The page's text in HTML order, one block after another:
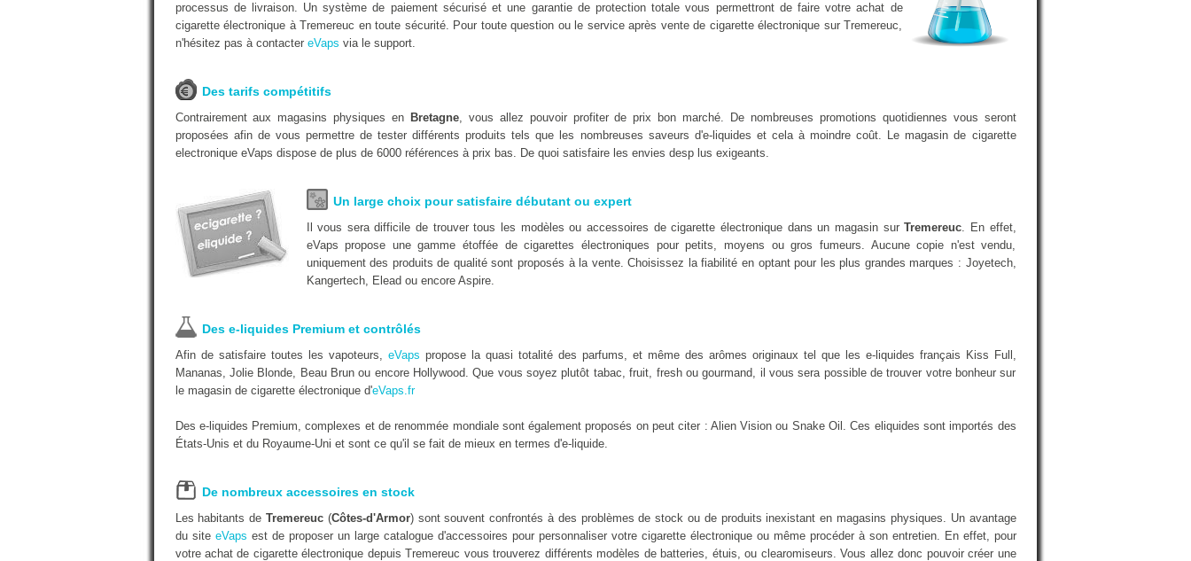
processus de livraison. Un système de paiement sécurisé et une garantie de protection totale vous permettront de faire votre achat de
cigarette électronique à Tremereuc en toute sécurité. Pour toute question ou le service après vente de cigarette électronique sur Tremereuc,
n'hésitez pas à contacter eVaps via le support.
Des tarifs compétitifs
Contrairement aux magasins physiques en Bretagne, vous allez pouvoir profiter de prix bon marché. De nombreuses promotions quotidiennes vous seront
proposées afin de vous permettre de tester différents produits tels que les nombreuses saveurs d'e-liquides et cela à moindre coût. Le magasin de cigarette
electronique eVaps dispose de plus de 6000 références à prix bas. De quoi satisfaire les envies desp lus exigeants.
Un large choix pour satisfaire débutant ou expert
Il vous sera difficile de trouver tous les modèles ou accessoires de cigarette électronique dans un magasin surTremereuc. En effet,
eVaps propose une gamme étoffée de cigarettes électroniques pour petits, moyens ou gros fumeurs. Aucune copie n'est vendu,
uniquement des produits de qualité sont proposés à la vente. Choisissez la fiabilité en optant pour les plus grandes marques : Joyetech,
Kangertech, Elead ou encore Aspire.
Des e-liquides Premium et contrôlés
Afin de satisfaire toutes les vapoteurs, eVaps propose la quasi totalité des parfums, et même des arômes originaux tel que les e-liquides français Kiss Full,
Mananas, Jolie Blonde, Beau Brun ou encore Hollywood. Que vous soyez plutôt tabac, fruit, fresh ou gourmand, il vous sera possible de trouver votre bonheur sur
le magasin de cigarette électronique d'eVaps.fr
Des e-liquides Premium, complexes et de renommée mondiale sont également proposés on peut citer : Alien Vision ou Snake Oil. Ces eliquides sont importés des
États-Unis et du Royaume-Uni et sont ce qu'il se fait de mieux en termes d'e-liquide.
De nombreux accessoires en stock
Les habitants de Tremereuc(Côtes-d'Armor) sont souvent confrontés à des problèmes de stock ou de produits inexistant en magasins physiques. Un avantage
du site eVaps est de proposer un large catalogue d'accessoires pour personnaliser votre cigarette électronique ou même procéder à son entretien. En effet, pour
votre achat de cigarette électronique depuis Tremereuc vous trouverez différents modèles de batteries, étuis, ou clearomiseurs. Vous allez donc pouvoir créer une